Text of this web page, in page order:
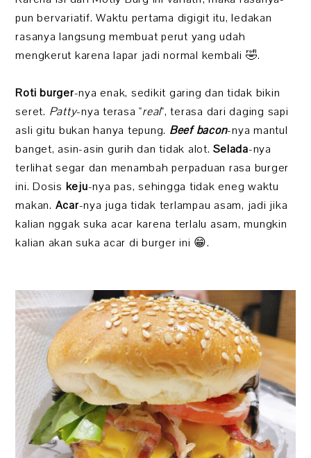
pun bervariatif. Waktu pertama digigit itu, ledakan
rasanya langsung membuat perut yang udah
mengkerut karena lapar jadi normal kembali 🤣.
Roti burger-nya enak, sedikit garing dan tidak bikin
seret. Patty-nya terasa "real", terasa dari daging sapi
asli gitu bukan hanya tepung. Beef bacon-nya mantul
banget, asin-asin gurih dan tidak alot.Selada-nya
terlihat segar dan menambah perpaduan rasa burger
ini. Dosis keju-nya pas, sehingga tidak eneg waktu
makan. Acar-nya juga tidak terlampau asam, jadi jika
kalian nggak suka acar karena terlalu asam, mungkin
kalian akan suka acar di burger ini 😁.